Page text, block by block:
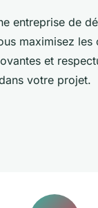
entreprise de
maximisez les
et
votre projet.